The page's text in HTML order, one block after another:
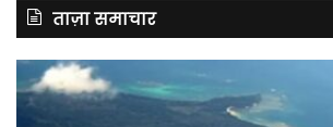
ताज़ा समाचार